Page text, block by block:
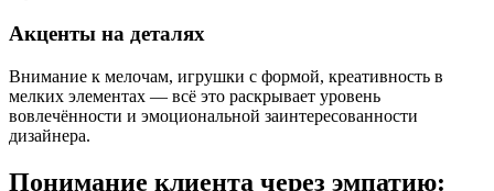
Акценты на деталях
Внимание к мелочам, игрушки с формой, креативность в
мелких элементах — всё это раскрывает уровень
вовлечённости и эмоциональной заинтересованности
дизайнера.
Понимание клиента через эмпатию: